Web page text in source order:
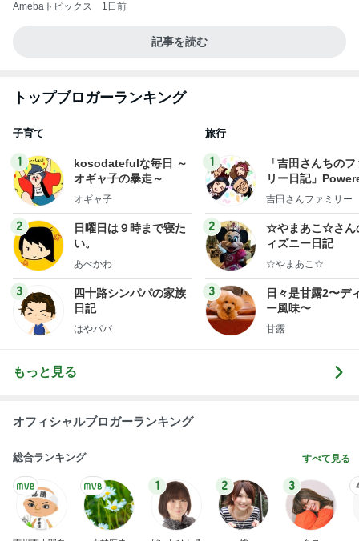
Amebaトピックス 1日前
記事を読む
トップブロガーランキング
子育て
1
kosodatefulな毎日 ～
オギャ子の暴走～
オギャ子
2
日曜日は９時まで寝た
い。
あべかわ
3
四十路シンパパの家族
日記
はやパパ
旅行
1
「吉田さんちの
リー日記」
y Ameba 吉田さ
ログ
吉田さんファミリー
2
☆やまあこ☆さん
ィズニー日記
☆やまあこ☆
3
日々是甘露2〜デ
ー風味〜
甘露
もっと見る
オフィシャルブロガーランキング
総合ランキング すべて見る
1 2 3